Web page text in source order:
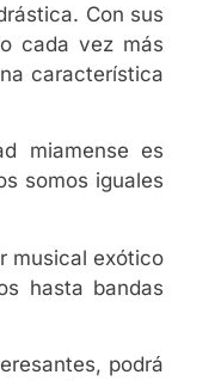
Con sus
cada vez más
característica
miamense es
somos iguales
musical exótico
hasta bandas
podrá